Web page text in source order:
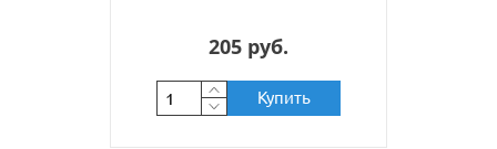
205 руб.
Купить